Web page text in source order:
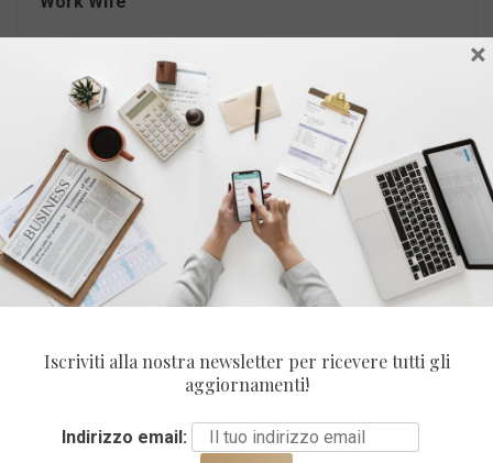
Iscriviti alla nostra newsletter per ricevere tutti gli
aggiornamenti!
Indirizzo email:
×